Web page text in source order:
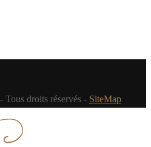
Tous droits réservés - SiteMap